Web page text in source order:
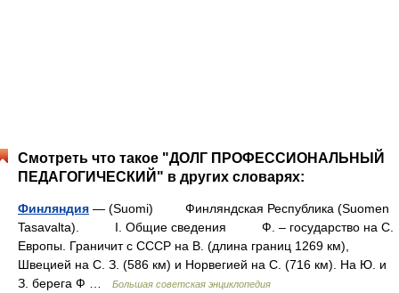
Смотреть что такое "ДОЛГ ПРОФЕССИОНАЛЬНЫЙ
ПЕДАГОГИЧЕСКИЙ" в других словарях:
Финляндия — (Suomi) Финляндская Республика (Suomen
Tasavalta). I. Общие сведения Ф. – государство на С.
Европы. Граничит с СССР на В. (длина границ 1269 км),
Швецией на С. З. (586 км) и Норвегией на С. (716 км). На Ю. и
З. берега Ф …
Большая советская энциклопедия